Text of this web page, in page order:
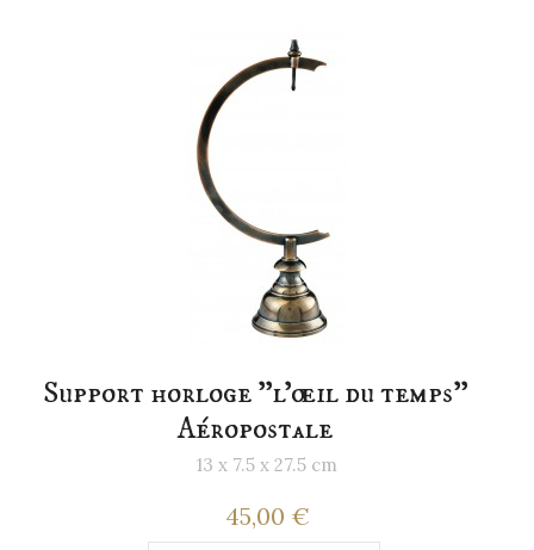
Support horloge "l'œil du temps"
Aéropostale
13 x 7.5 x 27.5 cm
45,00 €